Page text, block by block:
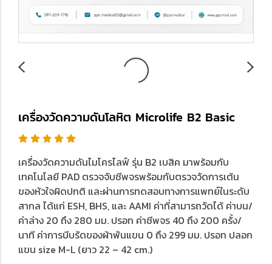
เครื่องวัดความดันโลหิต Microlife B2 Basic
เครื่องวัดความดันไมโครไลฟ์ รุ่น B2 เบสิค มาพร้อมกับ
เทคโนโลยี PAD ตรวจจับชีพจรพร้อมกับตรวจวัดการเต้น
ของหัวใจผิดปกติ และผ่านการทดสอบทางการแพทย์ในระดับ
สากล ได้แก่ ESH, BHS, และ AAMI ค่าที่สามารถวัดได้ ค่าบน/
ค่าล่าง 20 ถึง 280 มม. ปรอท ค่าชีพจร 40 ถึง 200 ครั้ง/
นาที ค่าการบีบรัดของผ้าพันแขน 0 ถึง 299 มม. ปรอท ปลอก
แขน size M-L (ยาว 22 – 42 cm.)